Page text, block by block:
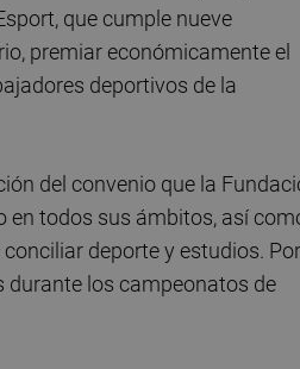
que cumple nueve
premiar económicamente el
deportivos de la
del convenio que la
en todos sus ámbitos, así
deporte y estudios. Por
durante los campeonatos de